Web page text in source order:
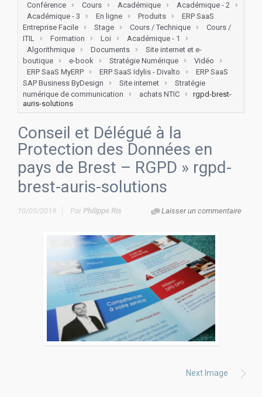
Conférence
Cours Académique
Académique - 2
Académique - 3
En ligne Produits
ERP SaaS
Entreprise Facile
Stage Cours / Technique
Cours /
ITIL
Formation Loi
Académique - 1
Algorithmique
Documents
Site internet et e-
boutique
e-book Stratégie Numérique
Vidéo
ERP SaaS MyERP
ERP SaaS Idylis - Divalto
ERP SaaS
SAP Business ByDesign
Site internet
Stratégie
numérique de communication
achats NTIC
rgpd-brest-
auris-solutions
Conseil et Délégué à la
Protection des Données en
pays de Brest – RGPD » rgpd-
brest-auris-solutions
10/05/2019 Laisser un commentaire
ParPhilippe Ris
Next Image